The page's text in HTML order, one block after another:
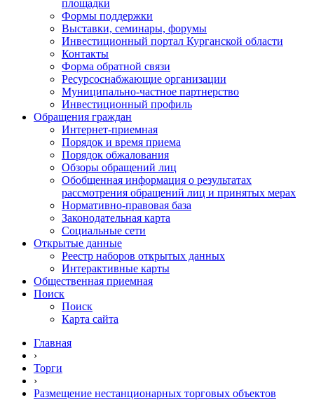
площадки
Формы поддержки
Выставки, семинары, форумы
Инвестиционный портал Курганской области
Контакты
Форма обратной связи
Ресурсоснабжающие организации
Муниципально-частное партнерство
Инвестиционный профиль
Обращения граждан
Интернет-приемная
Порядок и время приема
Порядок обжалования
Обзоры обращений лиц
Обобщенная информация о результатах
рассмотрения обращений лиц и принятых мерах
Нормативно-правовая база
Законодательная карта
Социальные сети
Открытые данные
Реестр наборов открытых данных
Интерактивные карты
Общественная приемная
Поиск
Поиск
Карта сайта
Главная
›
Торги
›
Размещение нестанционарных торговых объектов